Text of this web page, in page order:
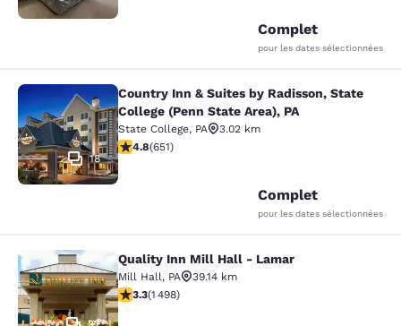
Complet
pour les dates sélectionnées
Country Inn & Suites by Radisson,
18
Country Inn & Suites by Radisson, State
College (Penn State Area), PA
State College, PA
3.02 km
4.76 étoiles. Exceptionnel. 651 commentaires
4.8(651)
Complet
pour les dates sélectionnées
Quality Inn Mill Hall - Lamar
Quality Inn Mill Hall - Lamar
Mill Hall, PA
39.14 km
3.32 étoiles. Bien. 1498 commentaires
3.3(1 498)